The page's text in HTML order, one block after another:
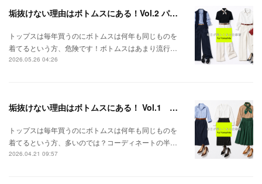
垢抜けない理由はボトムスにある！Vol.2 パンツを攻略しよう
トップスは毎年買うのにボトムスは何年も同じものを
着てるという方、危険です！ボトムスはあまり流行…
2026.05.26 04:26
垢抜けない理由はボトムスにある！ Vol.1 スカートを攻略しよう
トップスは毎年買うのにボトムスは何年も同じものを
着てるという方、多いのでは？コーディネートの半…
2026.04.21 09:57